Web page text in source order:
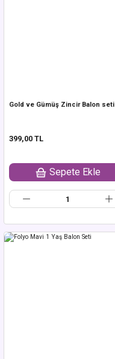
Gold ve Gümüş Zincir Balon seti
399,00 TL
Sepete Ekle